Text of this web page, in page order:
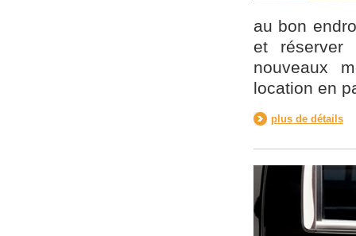
au bon
et réserver
nouveaux
location en
plus de détails